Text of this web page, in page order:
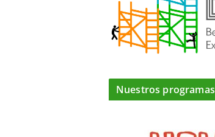
Nuestros programas